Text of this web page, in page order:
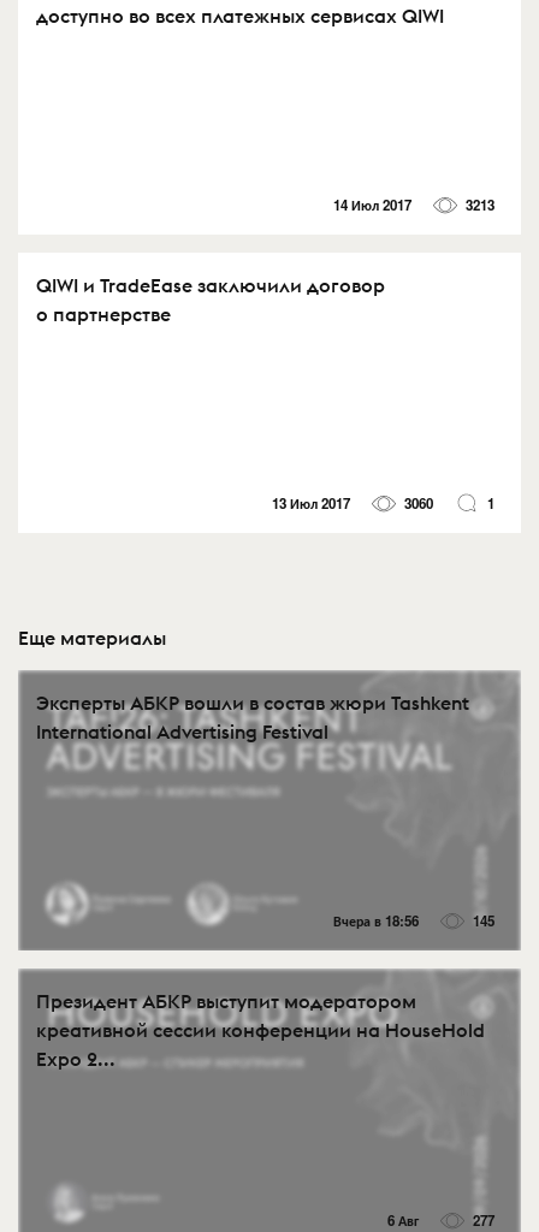
доступно во всех платежных сервисах QIWI
14 Июл 2017 3213
QIWI и TradeEase заключили договор
о партнерстве
13 Июл 2017 3060 1
Еще материалы
Эксперты АБКР вошли в состав жюри Tashkent
International Advertising Festival
Вчера в 18:56 145
Президент АБКР выступит модератором
креативной сессии конференции на HouseHold
Expo 2...
6 Авг 277